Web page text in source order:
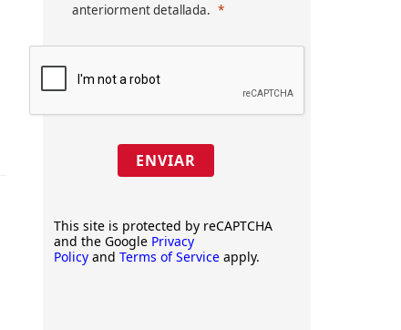
anteriorment detallada.
ENVIAR
This site is protected by reCAPTCHA
and the Google Privacy
Policy and Terms of Service apply.